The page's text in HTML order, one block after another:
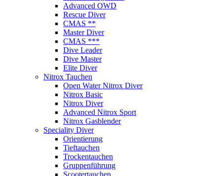
Advanced OWD
Rescue Diver
CMAS **
Master Diver
CMAS ***
Dive Leader
Dive Master
Elite Diver
Nitrox Tauchen
Open Water Nitrox Diver
Nitrox Basic
Nitrox Diver
Advanced Nitrox Sport
Nitrox Gasblender
Speciality Diver
Orientierung
Tieftauchen
Trockentauchen
Gruppenführung
Scootertauchen